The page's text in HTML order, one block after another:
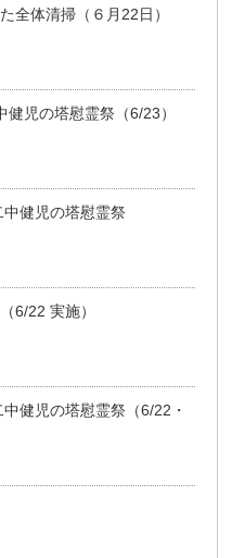
全体清掃（６月22日）
健児の塔慰霊祭（6/23）
健児の塔慰霊祭
6/22 実施）
健児の塔慰霊祭（6/22・